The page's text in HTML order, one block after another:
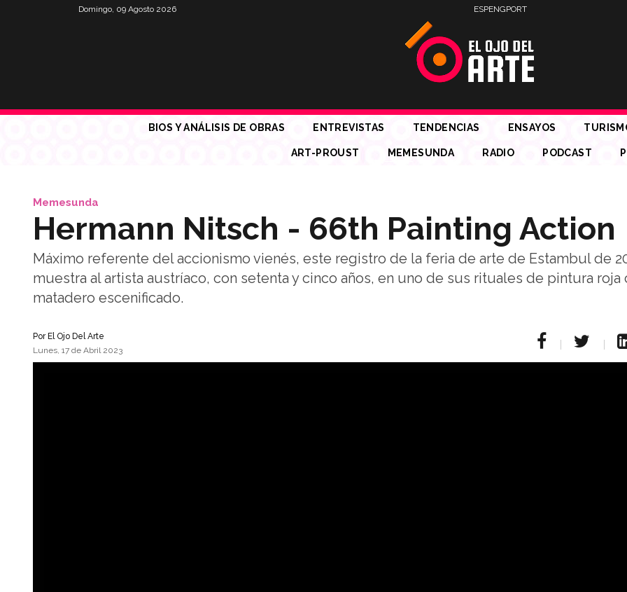
Domingo, 09 Agosto 2026 ESPENGPORT
BIOS Y ANÁLISIS DE OBRAS ENTREVISTAS TENDENCIAS ENSAYOS
ART-PROUST MEMESUNDA RADIO PODCAST
Memesunda
Hermann Nitsch - 66th Painting Action
Máximo referente del accionismo vienés, este registro de la feria de arte de Estambul de
muestra al artista austríaco, con setenta y cinco años, en uno de sus rituales de pintura roja
matadero escenificado.
PorEl Ojo Del Arte
Lunes, 17 de Abril 2023